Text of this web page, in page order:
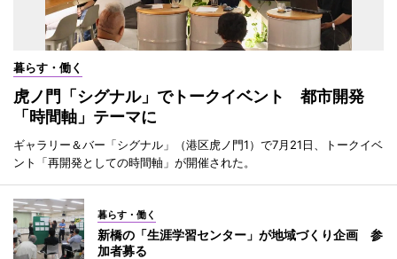
暮らす・働く
虎ノ門「シグナル」でトークイベント 都市開発
「時間軸」テーマに
ギャラリー＆バー「シグナル」（港区虎ノ門1）で7月21日、トークイベ
ント「再開発としての時間軸」が開催された。
暮らす・働く
新橋の「生涯学習センター」が地域づくり企画 参
加者募る